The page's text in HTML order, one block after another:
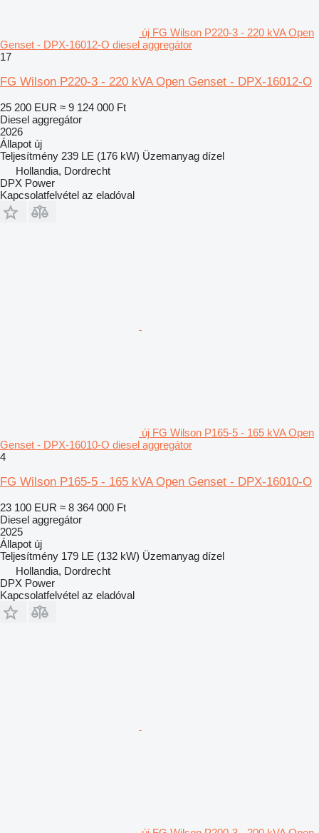
új FG Wilson P220-3 - 220 kVA Open
Genset - DPX-16012-O diesel aggregátor
17
FG Wilson P220-3 - 220 kVA Open Genset - DPX-16012-O
25 200 EUR ≈ 9 124 000 Ft
Diesel aggregátor
2026
Állapot új
Teljesítmény 239 LE (176 kW) Üzemanyag dízel
Hollandia, Dordrecht
DPX Power
Kapcsolatfelvétel az eladóval
új FG Wilson P165-5 - 165 kVA Open
Genset - DPX-16010-O diesel aggregátor
4
FG Wilson P165-5 - 165 kVA Open Genset - DPX-16010-O
23 100 EUR ≈ 8 364 000 Ft
Diesel aggregátor
2025
Állapot új
Teljesítmény 179 LE (132 kW) Üzemanyag dízel
Hollandia, Dordrecht
DPX Power
Kapcsolatfelvétel az eladóval